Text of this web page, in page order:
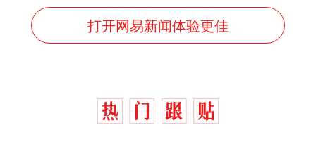
打开网易新闻体验更佳